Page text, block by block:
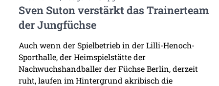
Sven Suton verstärkt das Trainerteam
der Jungfüchse
Auch wenn der Spielbetrieb in der Lilli-Henoch-
Sporthalle, der Heimspielstätte der
Nachwuchshandballer der Füchse Berlin, derzeit
ruht, laufen im Hintergrund akribisch die